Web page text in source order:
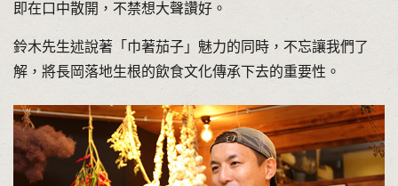
即在口中散開，不禁想大聲讚好。
鈴木先生述說著「巾著茄子」魅力的同時，不忘讓我們了
解，將長岡落地生根的飲食文化傳承下去的重要性。